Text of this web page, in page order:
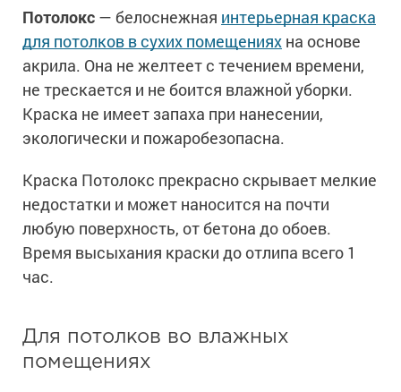
Потолокс — белоснежная интерьерная краска
для потолков в сухих помещениях на основе
акрила. Она не желтеет с течением времени,
не трескается и не боится влажной уборки.
Краска не имеет запаха при нанесении,
экологически и пожаробезопасна.
Краска Потолокс прекрасно скрывает мелкие
недостатки и может наносится на почти
любую поверхность, от бетона до обоев.
Время высыхания краски до отлипа всего 1
час.
Для потолков во влажных
помещениях